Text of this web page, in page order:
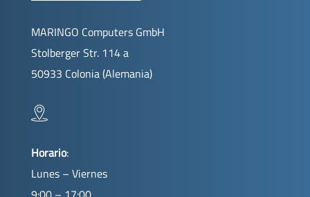
MARINGO Computers GmbH
Stolberger Str. 114 a
50933 Colonia (Alemania)
Horario:
Lunes – Viernes